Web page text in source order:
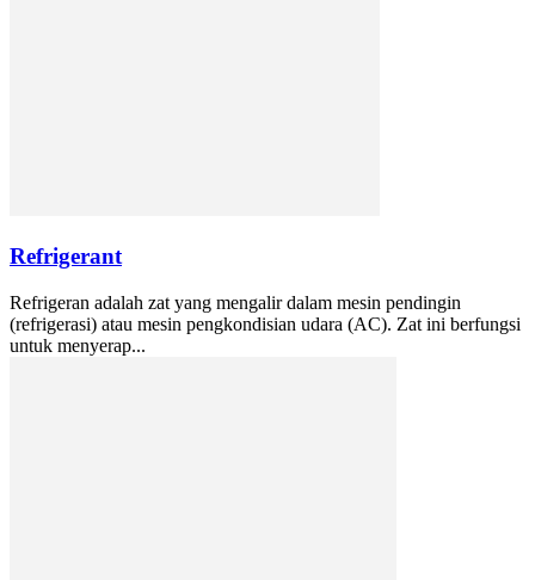
Refrigerant
Refrigeran adalah zat yang mengalir dalam mesin pendingin
(refrigerasi) atau mesin pengkondisian udara (AC). Zat ini berfungsi
untuk menyerap...